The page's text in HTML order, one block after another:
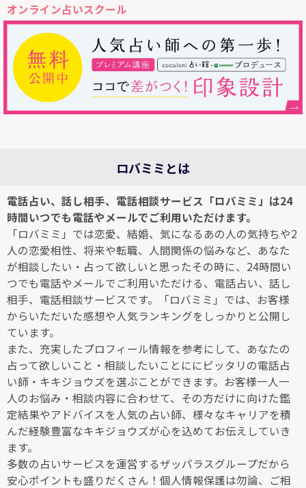
オンライン占いスクール
ロバミミとは
電話占い、話し相手、電話相談サービス「ロバミミ」は24
時間いつでも電話やメールでご利用いただけます。
「ロバミミ」では恋愛、結婚、気になるあの人の気持ちや2
人の恋愛相性、将来や転職、人間関係の悩みなど、あなた
が相談したい・占って欲しいと思ったその時に、24時間い
つでも電話やメールでご利用いただける、電話占い、話し
相手、電話相談サービスです。「ロバミミ」では、お客様
からいただいた感想や人気ランキングをしっかりと公開し
ています。
また、充実したプロフィール情報を参考にして、あなたの
占って欲しいこと・相談したいことににピッタリの電話占
い師・キキジョウズを選ぶことができます。お客様一人一
人のお悩み・相談内容に合わせて、その方だけに向けた鑑
定結果やアドバイスを人気の占い師、様々なキャリアを積
んだ経験豊富なキキジョウズが心を込めてお伝えしていき
ます。
多数の占いサービスを運営するザッパラスグループだから
安心ポイントも盛りだくさん！個人情報保護は勿論、ご相